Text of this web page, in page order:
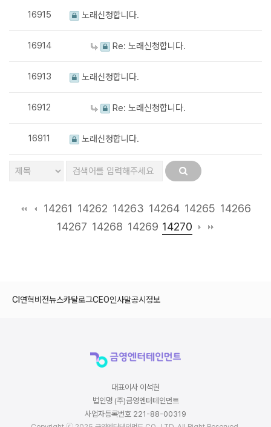
16915 노래신청합니다.
16914 Re: 노래신청합니다.
16913 노래신청합니다.
16912 Re: 노래신청합니다.
16911 노래신청합니다.
14261 14262 14263 14264 14265 14266
14267 14268 14269 14270
CI 연혁비전뉴스카탈로그CEO인사말공시정보
대표이사 이석현
법인명 (주)금영엔터테인먼트
사업자등록번호 221-88-00319